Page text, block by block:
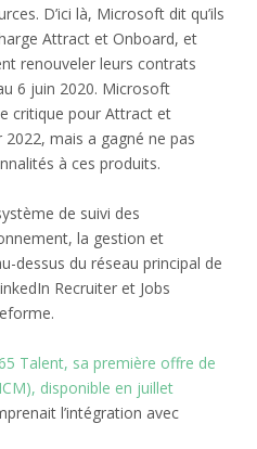
D’ici là, Microsoft dit qu’ils
Attract et Onboard, et
renouveler leurs contrats
6 juin 2020. Microsoft
critique pour Attract et
2022, mais a gagné ne pas
à ces produits.
de suivi des
la gestion et
dessus du réseau principal de
Recruiter et Jobs
Talent, sa première offre de
disponible en juillet
l’intégration avec